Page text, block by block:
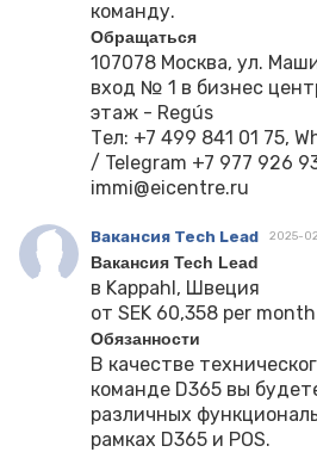
команду.
Обращаться
107078 Москва, ул.
вход № 1 в бизнес
этаж - Regús
Тел: +7 499 841 01 75,
/ Telegram +7 977 926
immi@eicentre.ru
Вакансия Tech Lead 2025-
Вакансия Tech Lead
в Kappahl, Швеция
от SEK 60,358 per month
Обязанности
В качестве
команде D365 вы
различных
рамках D365 и POS.